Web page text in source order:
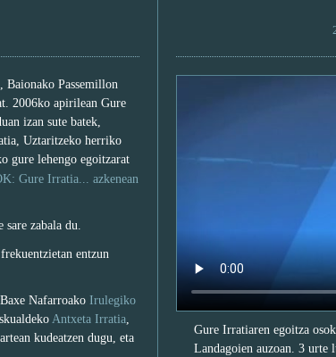
Passemillon
2006ko apirilean Gure
izan sute batek,
Uztaritzeko herriko
gure lehengo egoitzarat
Gure Irratia... azkenean
zabala du.
frekuentzietan entzun
Nafarroako Irulegiko
Antxeta Irratia
kudeatzen dugu, eta
Gure Irratiaren egoitza
Landagoien auzoan. 3 urte